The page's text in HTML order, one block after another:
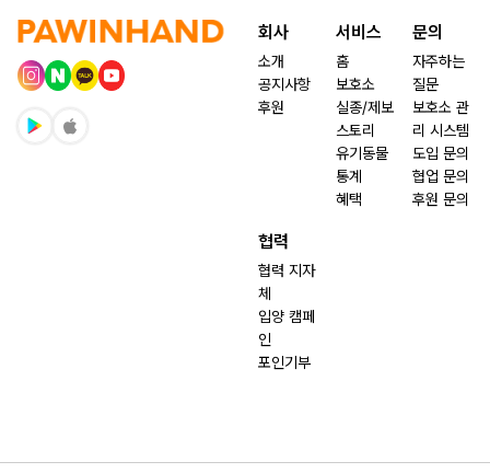
회사
소개
공지사항
후원
서비스
홈
보호소
실종/제보
스토리
유기동물
통계
혜택
문의
자주하는
질문
보호소 관
리 시스템
도입 문의
협업 문의
후원 문의
협력
협력 지자
체
입양 캠페
인
포인기부